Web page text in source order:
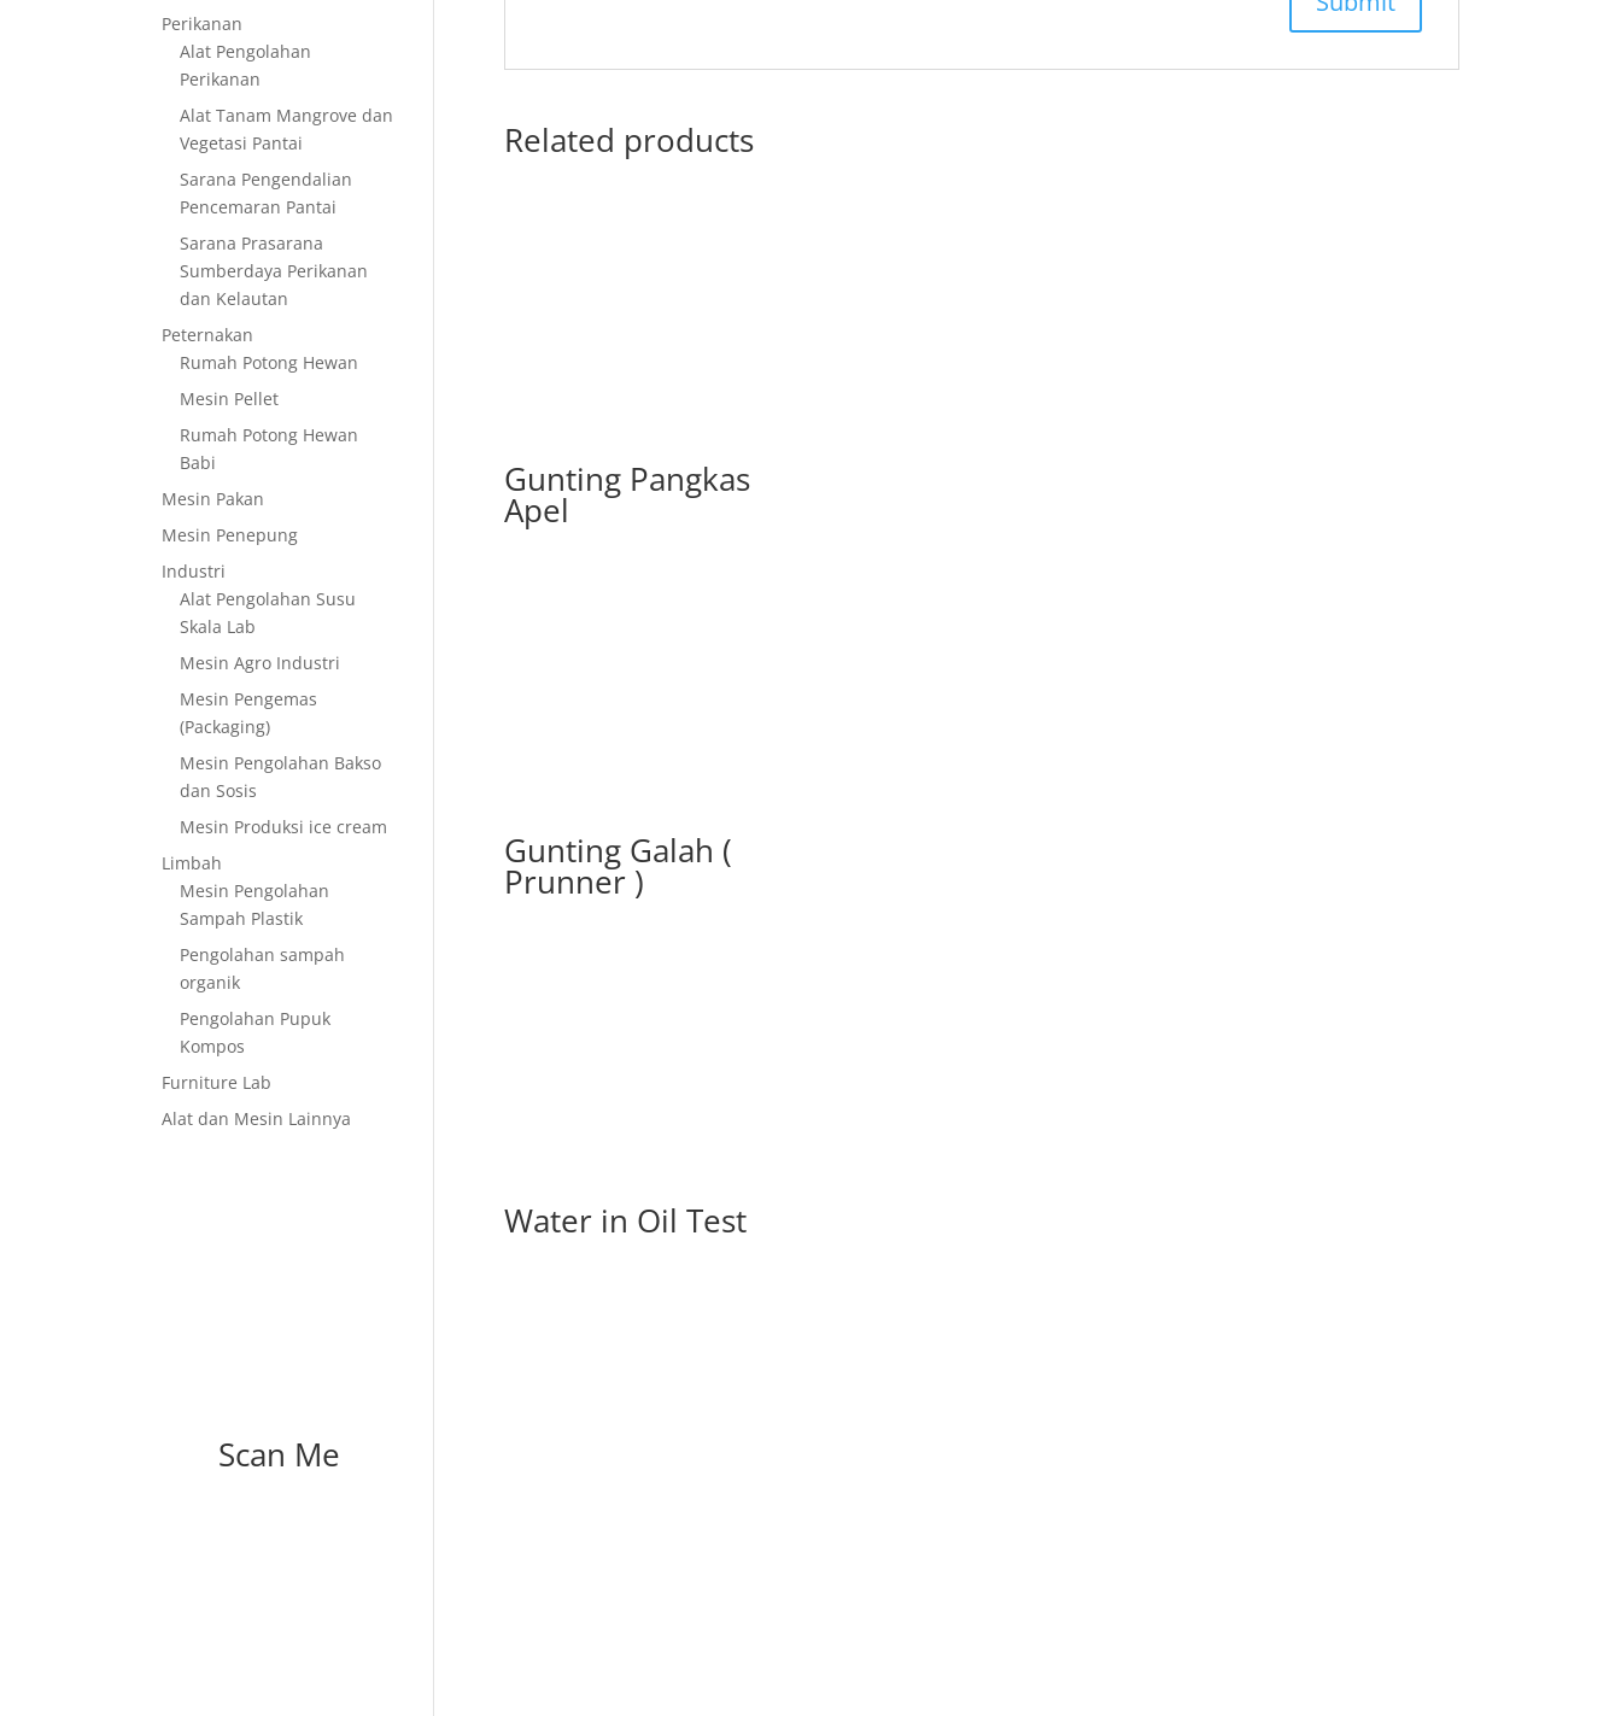
Related products
Gunting Pangkas
Apel
Gunting Galah (
Prunner )
Water in Oil Test
Perikanan
Alat Pengolahan
Perikanan
Alat Tanam Mangrove dan
Vegetasi Pantai
Sarana Pengendalian
Pencemaran Pantai
Sarana Prasarana
Sumberdaya Perikanan
dan Kelautan
Peternakan
Rumah Potong Hewan
Mesin Pellet
Rumah Potong Hewan
Babi
Mesin Pakan
Mesin Penepung
Industri
Alat Pengolahan Susu
Skala Lab
Mesin Agro Industri
Mesin Pengemas
(Packaging)
Mesin Pengolahan Bakso
dan Sosis
Mesin Produksi ice cream
Limbah
Mesin Pengolahan
Sampah Plastik
Pengolahan sampah
organik
Pengolahan Pupuk
Kompos
Furniture Lab
Alat dan Mesin Lainnya
Scan Me